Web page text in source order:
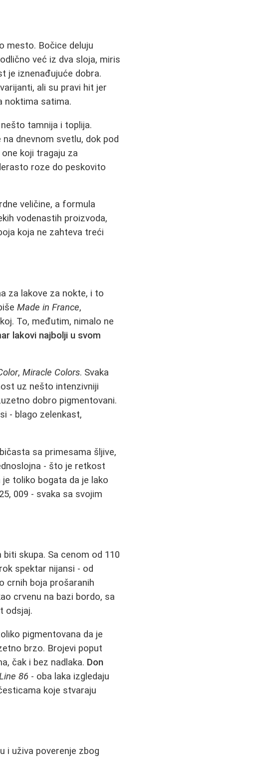
mesto. Bočice deluju
već iz dva sloja, miris
je iznenađujuće dobra.
ali su pravi hit jer
noktima satima.
tamnija i toplija.
dnevnom svetlu, dok pod
koji tragaju za
roze do peskovito
veličine, a formula
vodenastih proizvoda,
koja ne zahteva treći
za lakove za nokte, i to
Made in France,
To, međutim, nimalo ne
lakovi najbolji u svom
,Miracle Colors. Svaka
uz nešto intenzivniji
dobro pigmentovani.
- blago zelenkast,
sa primesama šljive,
- što je retkost
toliko bogata da je lako
009 - svaka sa svojim
skupa. Sa cenom od 110
spektar nijansi - od
crnih boja prošaranih
crvenu na bazi bordo, sa
odsjaj.
pigmentovana da je
brzo. Brojevi poput
čak i bez nadlaka. Don
86 - oba laka izgledaju
koje stvaraju
i uživa poverenje zbog